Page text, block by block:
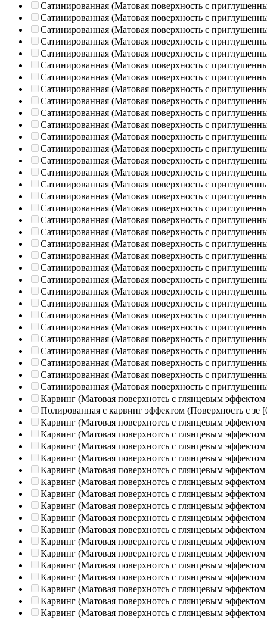
Сатинированная (Матовая поверхность с
Сатинированная (Матовая поверхность с
Сатинированная (Матовая поверхность с
Сатинированная (Матовая поверхность с
Сатинированная (Матовая поверхность с
Сатинированная (Матовая поверхность с
Сатинированная (Матовая поверхность с
Сатинированная (Матовая поверхность с
Сатинированная (Матовая поверхность с
Сатинированная (Матовая поверхность с
Сатинированная (Матовая поверхность с
Сатинированная (Матовая поверхность с
Сатинированная (Матовая поверхность с
Сатинированная (Матовая поверхность с
Сатинированная (Матовая поверхность с
Сатинированная (Матовая поверхность с
Сатинированная (Матовая поверхность с
Сатинированная (Матовая поверхность с
Сатинированная (Матовая поверхность с
Сатинированная (Матовая поверхность с
Сатинированная (Матовая поверхность с
Сатинированная (Матовая поверхность с
Сатинированная (Матовая поверхность с
Сатинированная (Матовая поверхность с
Сатинированная (Матовая поверхность с
Сатинированная (Матовая поверхность с
Сатинированная (Матовая поверхность с
Сатинированная (Матовая поверхность с
Сатинированная (Матовая поверхность с
Сатинированная (Матовая поверхность с
Сатинированная (Матовая поверхность с
Сатинированная (Матовая поверхность с
Сатинированная (Матовая поверхность с
Карвинг (Матовая поверхнотсь с глянцевым эффектом
Полированная c карвинг эффектом (Поверхность с зе
Карвинг (Матовая поверхнотсь с глянцевым эффектом
Карвинг (Матовая поверхнотсь с глянцевым эффектом
Карвинг (Матовая поверхнотсь с глянцевым эффектом
Карвинг (Матовая поверхнотсь с глянцевым эффектом
Карвинг (Матовая поверхнотсь с глянцевым эффектом
Карвинг (Матовая поверхнотсь с глянцевым эффектом
Карвинг (Матовая поверхнотсь с глянцевым эффектом
Карвинг (Матовая поверхнотсь с глянцевым эффектом
Карвинг (Матовая поверхнотсь с глянцевым эффектом
Карвинг (Матовая поверхнотсь с глянцевым эффектом
Карвинг (Матовая поверхнотсь с глянцевым эффектом
Карвинг (Матовая поверхнотсь с глянцевым эффектом
Карвинг (Матовая поверхнотсь с глянцевым эффектом
Карвинг (Матовая поверхнотсь с глянцевым эффектом
Карвинг (Матовая поверхнотсь с глянцевым эффектом
Карвинг (Матовая поверхнотсь с глянцевым эффектом
Карвинг (Матовая поверхнотсь с глянцевым эффектом